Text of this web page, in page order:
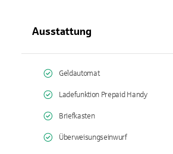
Ausstattung
Geldautomat
Ladefunktion Prepaid Handy
Briefkasten
Überweisungseinwurf